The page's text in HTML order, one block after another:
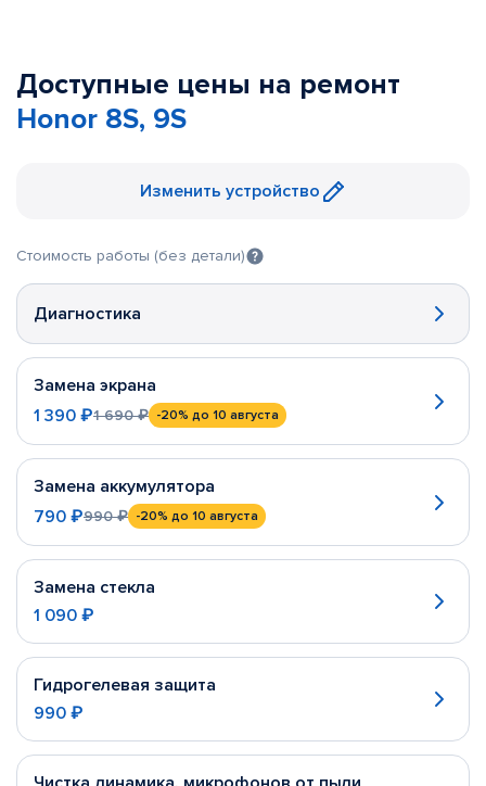
Доступные цены на ремонт
Honor 8S, 9S
Изменить устройство
Стоимость работы (без детали)
Диагностика
Замена экрана
1 390 ₽1 690 ₽ -20% до 10 августа
Замена аккумулятора
790 ₽990 ₽ -20% до 10 августа
Замена стекла
1 090 ₽
Гидрогелевая защита
990 ₽